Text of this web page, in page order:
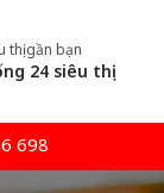
thị gần bạn
24 siêu thị
698